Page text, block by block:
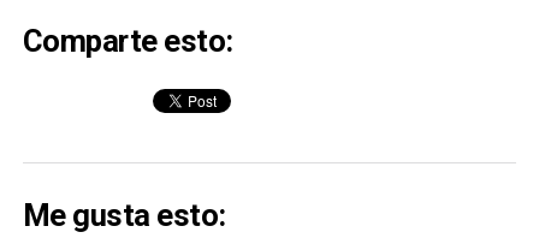
Comparte esto:
Me gusta esto: